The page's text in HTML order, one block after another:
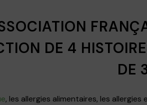
DE 4
DE
, les allergies alimentaires, les